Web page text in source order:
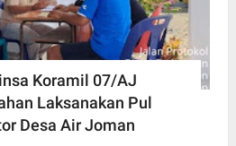
Koramil 07/AJ
Laksanakan Pul
Desa Air Joman